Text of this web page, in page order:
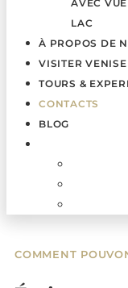
AVEC
LAC
À PROPOS DE
VISITER VENISE
TOURS &
CONTACTS
BLOG
COMMENT